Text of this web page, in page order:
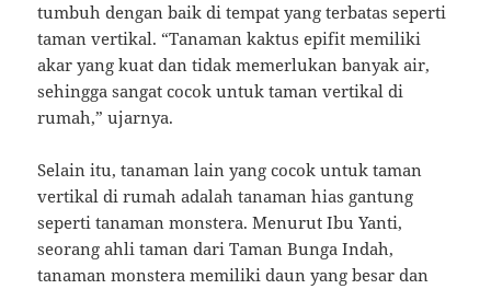
tumbuh dengan baik di tempat yang terbatas seperti
taman vertikal. “Tanaman kaktus epifit memiliki
akar yang kuat dan tidak memerlukan banyak air,
sehingga sangat cocok untuk taman vertikal di
rumah,” ujarnya.
Selain itu, tanaman lain yang cocok untuk taman
vertikal di rumah adalah tanaman hias gantung
seperti tanaman monstera. Menurut Ibu Yanti,
seorang ahli taman dari Taman Bunga Indah,
tanaman monstera memiliki daun yang besar dan